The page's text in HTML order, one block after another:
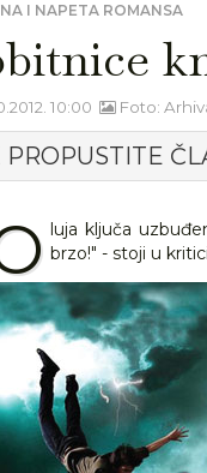
I NAPETA ROMANSA
10:00 Foto:
PROPUSTITE
luja ključa
brzo!" - stoji u